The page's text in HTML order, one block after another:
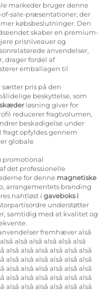
markeder bruger denne
sale-præsentationer, der
købsbeslutninger. Den
skaber en premium-
prisniveauer og
anvendelser,
drager fordel af
emballagen til
pris på den
beskyttelse, som
løsning giver for
reducerer fragtvolumen,
beskadigelse under
fragt opfyldes gennem
globale
promotional
det professionelle
for denne magnetiske
arrangementets branding
nahtløst i gaveboks i
understøtter
samtidig med at kvalitet og
fremhæver alså
alså alså alså alså alså
alså alså alså alså alså alså
alså alså alså alså alså alså
alså alså alså alså alså alså
alså alså alså alså alså alså
alså alså alså alså alså alså